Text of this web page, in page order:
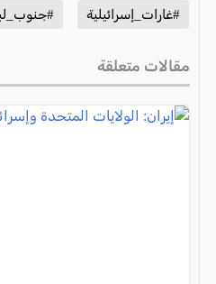
#غارات_إسرائيلية
مقالات متعلقة